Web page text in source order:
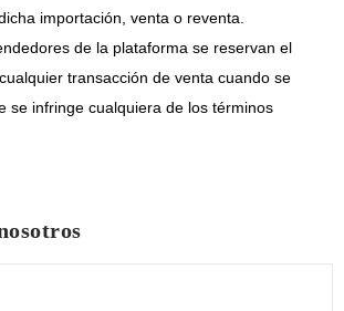
importación, venta o reventa.
de la plataforma se reservan el
transacción de venta cuando se
se infringe cualquiera de los términos